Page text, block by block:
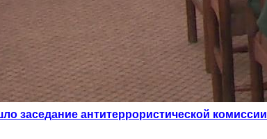
заседание антитеррористической комиссии